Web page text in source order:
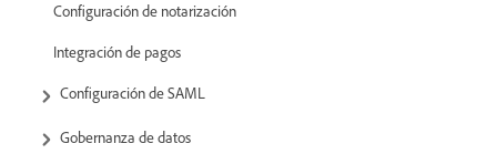
Configuración de notarización
Integración de pagos
Configuración de SAML
Gobernanza de datos